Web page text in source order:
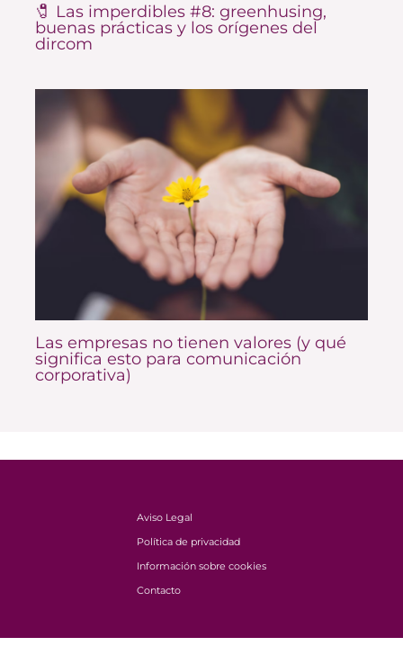
🧷 Las imperdibles #8: greenhusing,
buenas prácticas y los orígenes del
dircom
Las empresas no tienen valores (y qué
significa esto para comunicación
corporativa)
Aviso Legal
Política de privacidad
Información sobre cookies
Contacto